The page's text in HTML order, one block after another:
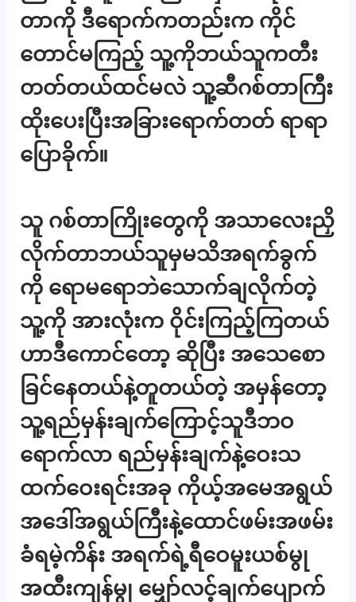
တာကို ဒီရောက်ကတည်းက ကိုင်
တောင်မကြည့် သူ့ကိုဘယ်သူကတီး
တတ်တယ်ထင်မလဲ သူ့ဆီဂစ်တာကြီး
ထိုးပေးပြီးအခြားရောက်တတ် ရာရာ
ပြောခိုက်။
သူ ဂစ်တာကြိုးတွေကို အသာလေးညှိ
လိုက်တာဘယ်သူမှမသိအရက်ခွက်
ကို ရောမရောဘဲသောက်ချလိုက်တဲ့
သူ့ကို အားလုံးက ဝိုင်းကြည့်ကြတယ်
ဟာဒီကောင်တော့ ဆိုပြီး အသေစော
ခြင်နေတယ်နဲ့တူတယ်တဲ့ အမှန်တော့
သူ့ရည်မှန်းချက်ကြောင့်သူဒီဘဝ
ရောက်လာ ရည်မှန်းချက်နဲ့ဝေးသ
ထက်ဝေးရင်းအခု ကိုယ့်အမေအရွယ်
အဒေါ်အရွယ်ကြီးနဲ့ထောင်ဖမ်းအဖမ်း
ခံရမဲ့ကိန်း အရက်ရဲ့ရီဝေမူးယစ်မွု
အထီးကျန်မွု မျှော်လင့်ချက်ပျောက်